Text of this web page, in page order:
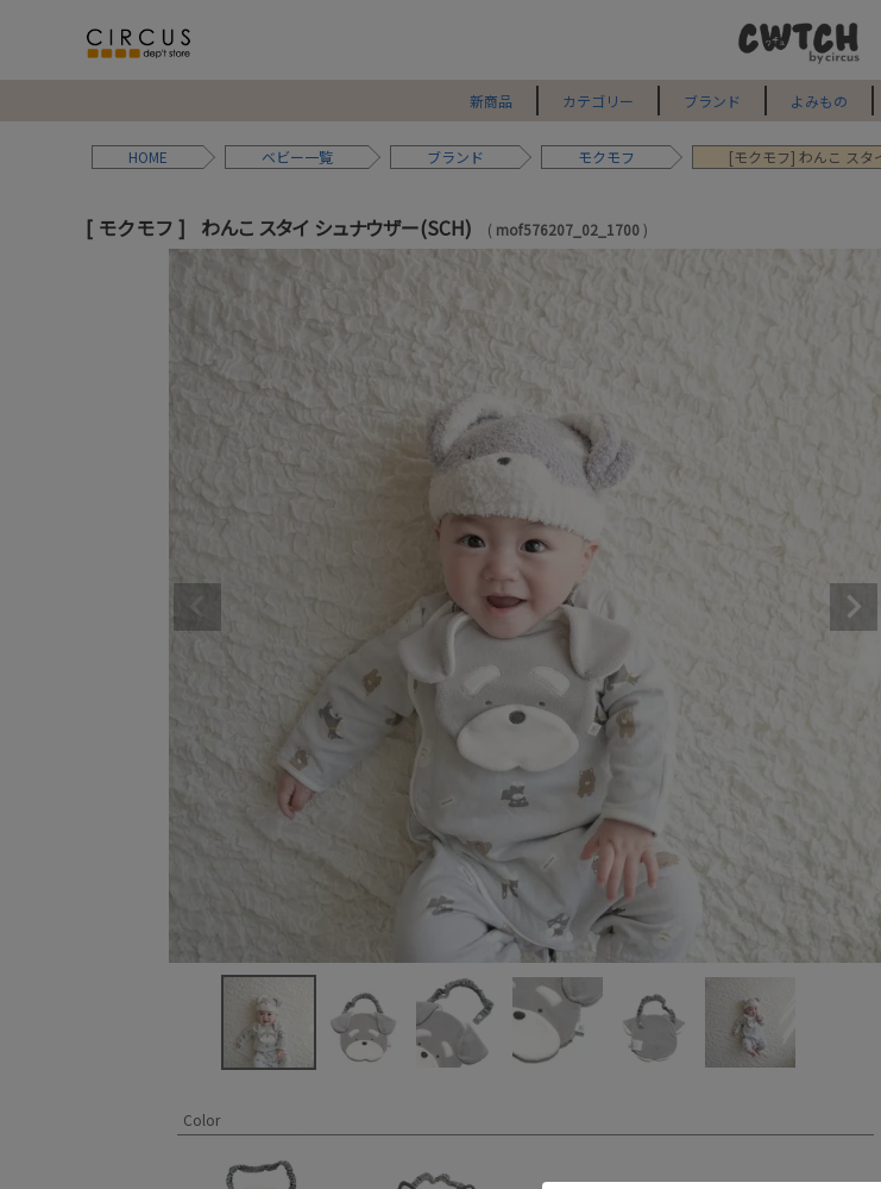
新商品 カテゴリー ブランド よみもの
HOME ベビー ブランド モクモフ [モクモフ] わんこ スタ
モクモフ わんこ スタイ シュナウザー(SCH) mof576207_02_1700
Color